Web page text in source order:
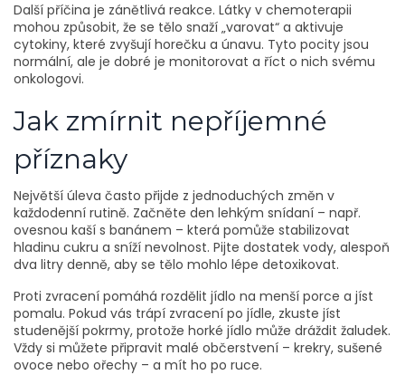
Další příčina je zánětlivá reakce. Látky v chemoterapii
mohou způsobit, že se tělo snaží „varovat“ a aktivuje
cytokiny, které zvyšují horečku a únavu. Tyto pocity jsou
normální, ale je dobré je monitorovat a říct o nich svému
onkologovi.
Jak zmírnit nepříjemné
příznaky
Největší úleva často přijde z jednoduchých změn v
každodenní rutině. Začněte den lehkým snídaní – např.
ovesnou kaší s banánem – která pomůže stabilizovat
hladinu cukru a sníží nevolnost. Pijte dostatek vody, alespoň
dva litry denně, aby se tělo mohlo lépe detoxikovat.
Proti zvracení pomáhá rozdělit jídlo na menší porce a jíst
pomalu. Pokud vás trápí zvracení po jídle, zkuste jíst
studenější pokrmy, protože horké jídlo může dráždit žaludek.
Vždy si můžete připravit malé občerstvení – krekry, sušené
ovoce nebo ořechy – a mít ho po ruce.